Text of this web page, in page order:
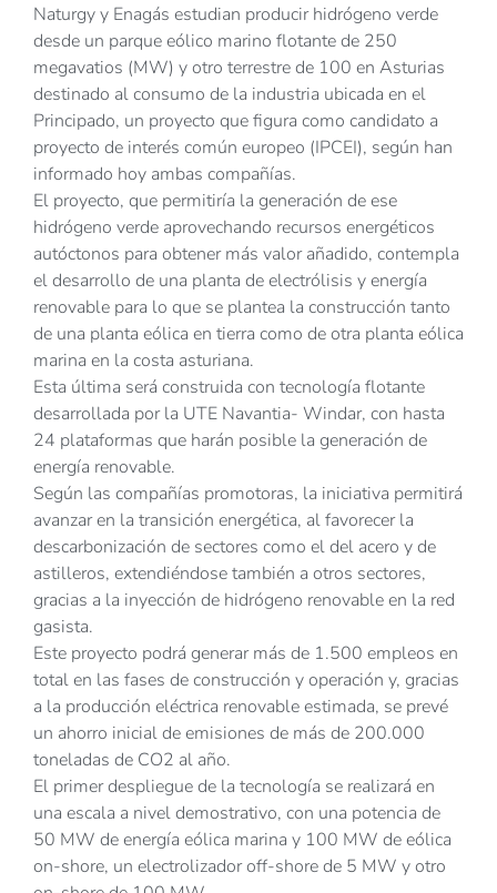
Naturgy y Enagás estudian producir hidrógeno verde
desde un parque eólico marino flotante de 250
megavatios (MW) y otro terrestre de 100 en Asturias
destinado al consumo de la industria ubicada en el
Principado, un proyecto que figura como candidato a
proyecto de interés común europeo (IPCEI), según han
informado hoy ambas compañías.
El proyecto, que permitiría la generación de ese
hidrógeno verde aprovechando recursos energéticos
autóctonos para obtener más valor añadido, contempla
el desarrollo de una planta de electrólisis y energía
renovable para lo que se plantea la construcción tanto
de una planta eólica en tierra como de otra planta eólica
marina en la costa asturiana.
Esta última será construida con tecnología flotante
desarrollada por la UTE Navantia- Windar, con hasta
24 plataformas que harán posible la generación de
energía renovable.
Según las compañías promotoras, la iniciativa permitirá
avanzar en la transición energética, al favorecer la
descarbonización de sectores como el del acero y de
astilleros, extendiéndose también a otros sectores,
gracias a la inyección de hidrógeno renovable en la red
gasista.
Este proyecto podrá generar más de 1.500 empleos en
total en las fases de construcción y operación y, gracias
a la producción eléctrica renovable estimada, se prevé
un ahorro inicial de emisiones de más de 200.000
toneladas de CO2 al año.
El primer despliegue de la tecnología se realizará en
una escala a nivel demostrativo, con una potencia de
50 MW de energía eólica marina y 100 MW de eólica
on-shore, un electrolizador off-shore de 5 MW y otro